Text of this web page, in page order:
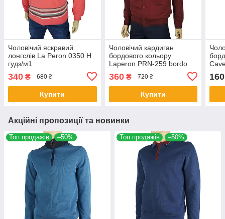
Чоловічий яскравий
лонгслів La Peron 0350 H
гудз/м1
340 ₴ 680 ₴
Купити
Чоловічий кардиган
бордового кольору
Laperon PRN-259 bordo
360₴ 720 ₴
Купити
160
Акційні пропозиції та новинки
Топ продажів –50% Топ продажів –50%